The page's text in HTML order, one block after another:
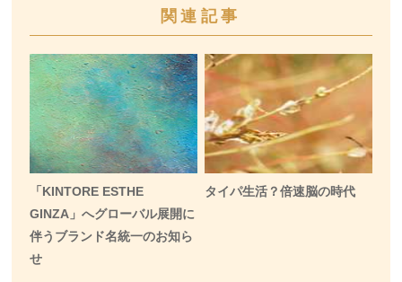
関連記事
「KINTORE ESTHE
GINZA」へグローバル展開に
伴うブランド名統一のお知ら
せ
タイパ生活？倍速脳の時代